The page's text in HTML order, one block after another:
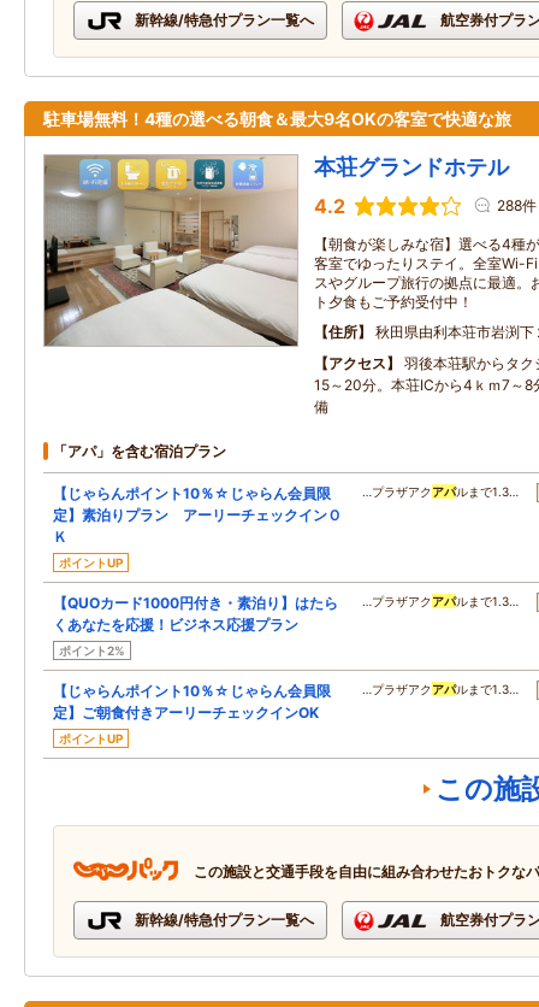
新幹線/特急付プラン一覧へ 航空券付プラ
駐車場無料！4種の選べる朝食＆最大9名OKの客室で快適な旅
本荘グランドホテル
4.2 288件
【朝食が楽しみな宿】選べる4種
客室でゆったりステイ。全室Wi-
スやグループ旅行の拠点に最適。
ト夕食もご予約受付中！
住所
秋田県由利本荘市岩渕下
アクセス
羽後本荘駅からタ
15～20分。本荘ICから4ｋｍ7～8
備
「アパ」を含む宿泊プラン
【じゃらんポイント10％☆じゃらん会員限
定】素泊りプラン アーリーチェックインＯ
Ｋ
ポイントUP
…プラザアクアパルまで1.3…
【QUOカード1000円付き・素泊り】はたら
くあなたを応援！ビジネス応援プラン
ポイント2%
…プラザアクアパルまで1.3…
【じゃらんポイント10％☆じゃらん会員限
定】ご朝食付きアーリーチェックインOK
ポイントUP
…プラザアクアパルまで1.3…
この施
この施設と交通手段を自由に組み合わせたおトクな
新幹線/特急付プラン一覧へ 航空券付プラ